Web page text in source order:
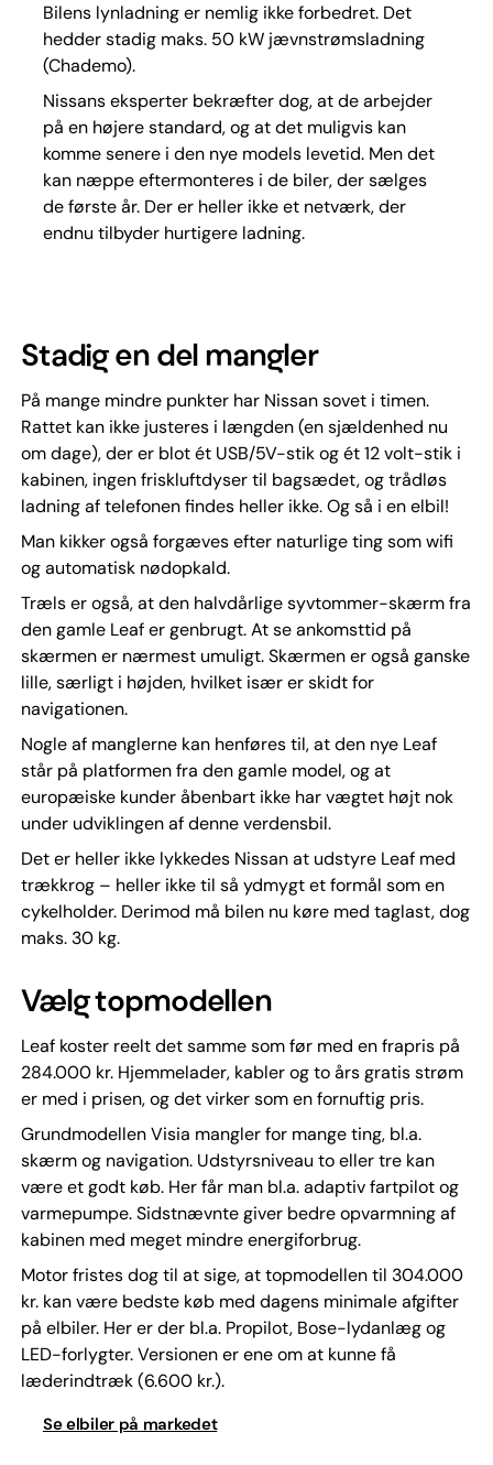
Bilens lynladning er nemlig ikke forbedret. Det
hedder stadig maks. 50 kW jævnstrømsladning
(Chademo).
Nissans eksperter bekræfter dog, at de arbejder
på en højere standard, og at det muligvis kan
komme senere i den nye models levetid. Men det
kan næppe eftermonteres i de biler, der sælges
de første år. Der er heller ikke et netværk, der
endnu tilbyder hurtigere ladning.
Stadig en del mangler
På mange mindre punkter har Nissan sovet i timen.
Rattet kan ikke justeres i længden (en sjældenhed nu
om dage), der er blot ét USB/5V-stik og ét 12 volt-stik i
kabinen, ingen friskluftdyser til bagsædet, og trådløs
ladning af telefonen findes heller ikke. Og så i en elbil!
Man kikker også forgæves efter naturlige ting som wifi
og automatisk nødopkald.
Træls er også, at den halvdårlige syvtommer-skærm fra
den gamle Leaf er genbrugt. At se ankomsttid på
skærmen er nærmest umuligt. Skærmen er også ganske
lille, særligt i højden, hvilket især er skidt for
navigationen.
Nogle af manglerne kan henføres til, at den nye Leaf
står på platformen fra den gamle model, og at
europæiske kunder åbenbart ikke har vægtet højt nok
under udviklingen af denne verdensbil.
Det er heller ikke lykkedes Nissan at udstyre Leaf med
trækkrog – heller ikke til så ydmygt et formål som en
cykelholder. Derimod må bilen nu køre med taglast, dog
maks. 30 kg.
Vælg topmodellen
Leaf koster reelt det samme som før med en frapris på
284.000 kr. Hjemmelader, kabler og to års gratis strøm
er med i prisen, og det virker som en fornuftig pris.
Grundmodellen Visia mangler for mange ting, bl.a.
skærm og navigation. Udstyrsniveau to eller tre kan
være et godt køb. Her får man bl.a. adaptiv fartpilot og
varmepumpe. Sidstnævnte giver bedre opvarmning af
kabinen med meget mindre energiforbrug.
Motor fristes dog til at sige, at topmodellen til 304.000
kr. kan være bedste køb med dagens minimale afgifter
på elbiler. Her er der bl.a. Propilot, Bose-lydanlæg og
LED-forlygter. Versionen er ene om at kunne få
læderindtræk (6.600 kr.).
Se elbiler på markedet